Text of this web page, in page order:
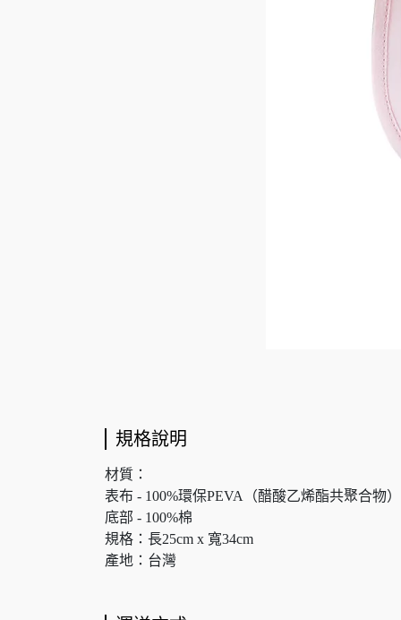
規格說明
材質：
表布 - 100%環保PEVA（醋酸乙烯酯共聚合物）
底部 - 100%棉
規格：長25cm x 寬34cm
產地：台灣